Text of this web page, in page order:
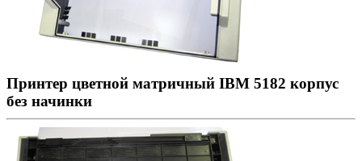
Принтер цветной матричный IBM 5182 корпус
без начинки